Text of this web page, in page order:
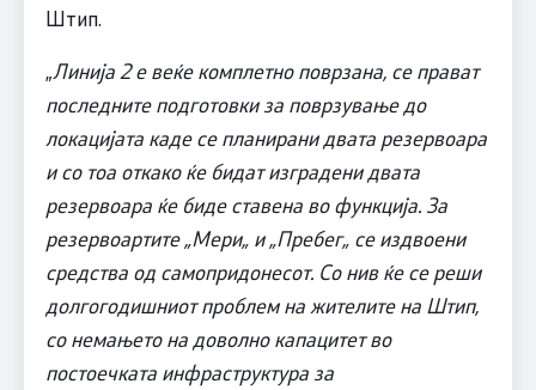
Штип.
„Линија 2 е веќе комплетно поврзана, се прават
последните подготовки за поврзување до
локацијата каде се планирани двата резервоара
и со тоа откако ќе бидат изградени двата
резервоара ќе биде ставена во функција. За
резервоартите „Мери„ и „Пребег„ се издвоени
средства од самопридонесот. Со нив ќе се реши
долгогодишниот проблем на жителите на Штип,
со немањето на доволно капацитет во
постоечката инфраструктура за